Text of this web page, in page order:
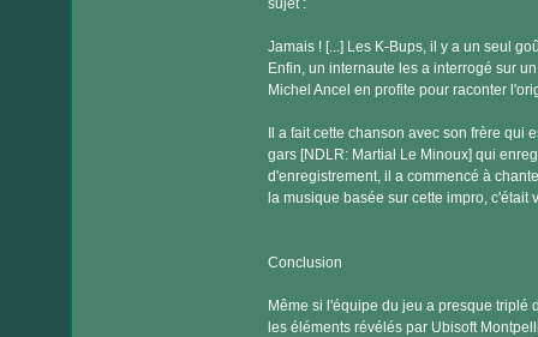
sujet :
Jamais ! [...] Les K-Bups, il y a un seul
Enfin, un internaute les a interrogé sur
Michel Ancel en profite pour raconter
Il a fait cette chanson avec son frère
gars [NDLR: Martial Le Minoux] qui
d'enregistrement, il a commencé à
la musique basée sur cette impro, c'était
Conclusion
Même si l'équipe du jeu a presque triplé
les éléments révélés par Ubisoft